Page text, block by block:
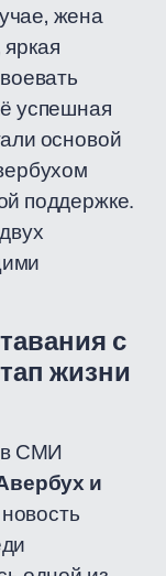
жена
успешная
основой
поддержке.
с
жизни
в СМИ
и